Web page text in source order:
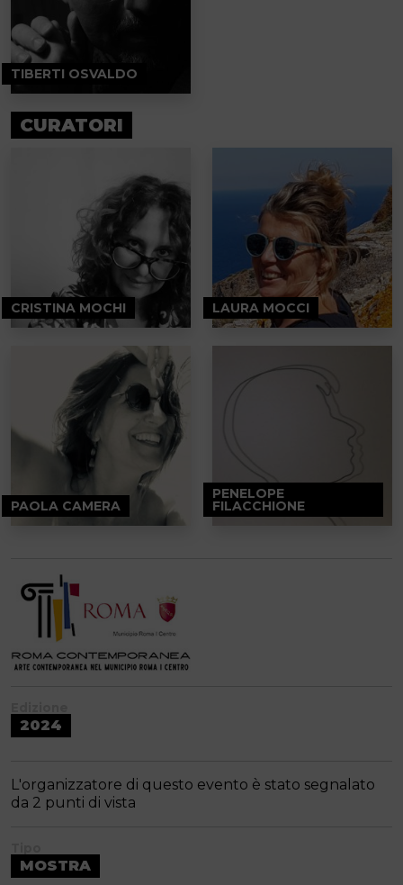
TIBERTI OSVALDO
CURATORI
CRISTINA MOCHI LAURA MOCCI
PAOLA CAMERA
PENELOPE
FILACCHIONE
2024
L'organizzatore di questo evento è stato segnalato
da 2 punti di vista
MOSTRA